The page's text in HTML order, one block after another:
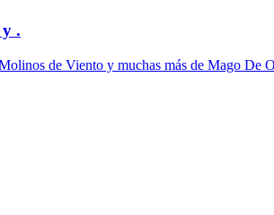
.
de Viento y muchas más de Mago De